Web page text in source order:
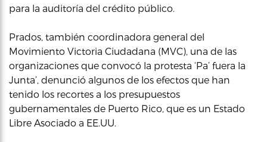
para la auditoría del crédito público.
Prados, también coordinadora general del
Movimiento Victoria Ciudadana (MVC), una de las
organizaciones que convocó la protesta ‘Pa’ fuera la
Junta’, denunció algunos de los efectos que han
tenido los recortes a los presupuestos
gubernamentales de Puerto Rico, que es un Estado
Libre Asociado a EE.UU.